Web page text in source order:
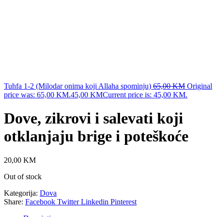
Tuhfa 1-2 (Milodar onima koji Allaha spominju) 65,00KM Original
price was: 65,00 KM.45,00 KMCurrent price is: 45,00 KM.
Dove, zikrovi i salevati koji
otklanjaju brige i poteškoće
20,00 KM
Out of stock
Kategorija: Dova
Share: Facebook Twitter Linkedin Pinterest